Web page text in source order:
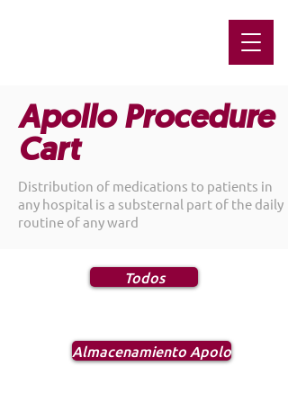
Apollo Procedure
Cart
Distribution of medications to patients in
any hospital is a substernal part of the daily
routine of any ward
Todos
Almacenamiento Apolo